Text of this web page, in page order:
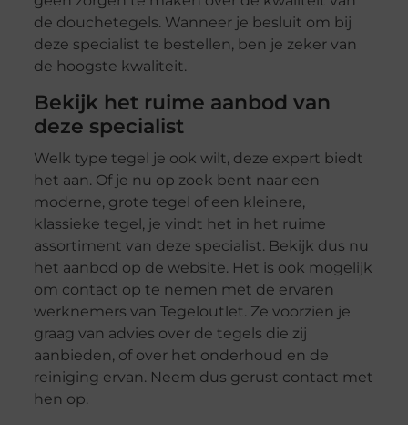
de douchetegels. Wanneer je besluit om bij
deze specialist te bestellen, ben je zeker van
de hoogste kwaliteit.
Bekijk het ruime aanbod van
deze specialist
Welk type tegel je ook wilt, deze expert biedt
het aan. Of je nu op zoek bent naar een
moderne, grote tegel of een kleinere,
klassieke tegel, je vindt het in het ruime
assortiment van deze specialist. Bekijk dus nu
het aanbod op de website. Het is ook mogelijk
om contact op te nemen met de ervaren
werknemers van Tegeloutlet. Ze voorzien je
graag van advies over de tegels die zij
aanbieden, of over het onderhoud en de
reiniging ervan. Neem dus gerust contact met
hen op.